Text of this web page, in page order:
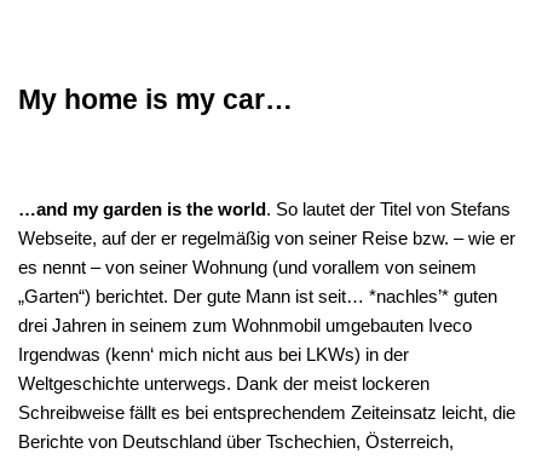
My home is my car…
…and my garden is the world. So lautet der Titel von Stefans
Webseite, auf der er regelmäßig von seiner Reise bzw. – wie er
es nennt – von seiner Wohnung (und vorallem von seinem
„Garten“) berichtet. Der gute Mann ist seit… *nachles’* guten
drei Jahren in seinem zum Wohnmobil umgebauten Iveco
Irgendwas (kenn‘ mich nicht aus bei LKWs) in der
Weltgeschichte unterwegs. Dank der meist lockeren
Schreibweise fällt es bei entsprechendem Zeiteinsatz leicht, die
Berichte von Deutschland über Tschechien, Österreich,